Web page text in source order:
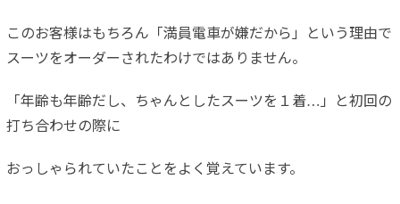
このお客様はもちろん「満員電車が嫌だから」という理由で
スーツをオーダーされたわけではありません。
「年齢も年齢だし、ちゃんとしたスーツを１着…」と初回の
打ち合わせの際に
おっしゃられていたことをよく覚えています。